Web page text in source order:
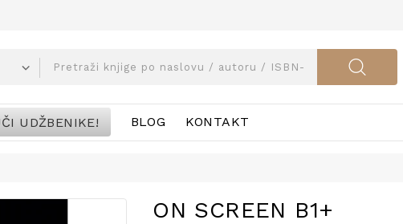
UDŽBENIKE! BLOG KONTAKT
ON SCREEN B1+